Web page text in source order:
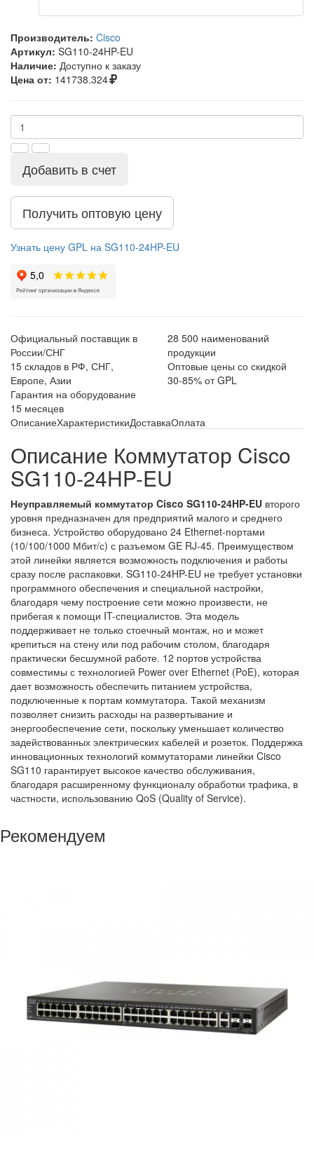
Производитель: Cisco
Артикул: SG110-24HP-EU
Наличие: Доступно к заказу
Цена от: 141738.324
Добавить в счет
Получить оптовую цену
Узнать цену GPL на SG110-24HP-EU
Официальный поставщик в
России/СНГ
28 500 наименований
продукции
15 складов в РФ, СНГ,
Европе, Азии
Оптовые цены со скидкой
30-85% от GPL
Гарантия на оборудование
15 месяцев
ОписаниеХарактеристикиДоставкаОплата
Описание Коммутатор Cisco
SG110-24HP-EU
Неуправляемый коммутатор Cisco SG110-24HP-EU второго
уровня предназначен для предприятий малого и среднего
бизнеса. Устройство оборудовано 24 Ethernet-портами
(10/100/1000 Мбит/с) с разъемом GE RJ-45. Преимуществом
этой линейки является возможность подключения и работы
сразу после распаковки. SG110-24HP-EU не требует установки
программного обеспечения и специальной настройки,
благодаря чему построение сети можно произвести, не
прибегая к помощи IT-специалистов. Эта модель
поддерживает не только стоечный монтаж, но и может
крепиться на стену или под рабочим столом, благодаря
практически бесшумной работе. 12 портов устройства
совместимы с технологией Power over Ethernet (PoE), которая
дает возможность обеспечить питанием устройства,
подключенные к портам коммутатора. Такой механизм
позволяет снизить расходы на развертывание и
энергообеспечение сети, поскольку уменьшает количество
задействованных электрических кабелей и розеток. Поддержка
инновационных технологий коммутаторами линейки Cisco
SG110 гарантирует высокое качество обслуживания,
благодаря расширенному функционалу обработки трафика, в
частности, использованию QoS (Quality of Service).
Рекомендуем